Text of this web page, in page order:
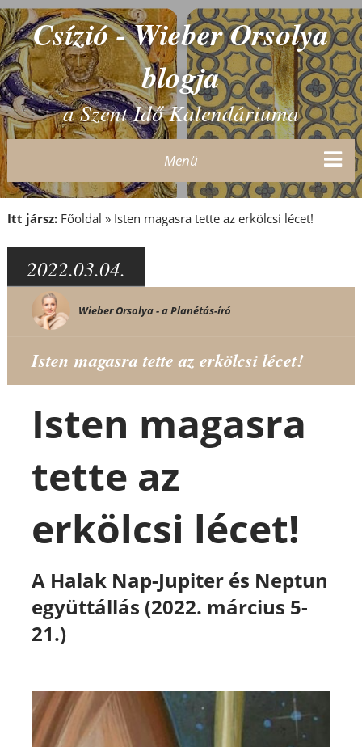
Csízió - Wieber Orsolya
blogja
a Szent Idő Kalendáriuma
Menü
Itt jársz: Főoldal » Isten magasra tette az erkölcsi lécet!
2022.03.04.
Wieber Orsolya - a Planétás-író
Isten magasra tette az erkölcsi lécet!
Isten magasra
tette az
erkölcsi lécet!
A Halak Nap-Jupiter és Neptun
együttállás (2022. március 5-
21.)